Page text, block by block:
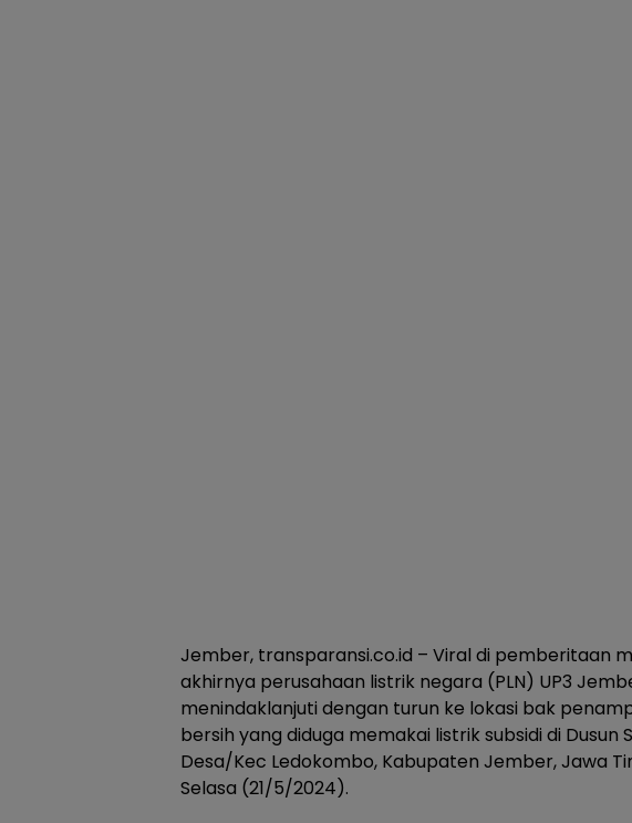
Jember, transparansi.co.id – Viral di pemberitaan
akhirnya perusahaan listrik negara (PLN) UP3
menindaklanjuti dengan turun ke lokasi bak
bersih yang diduga memakai listrik subsidi di Dusun
Desa/Kec Ledokombo, Kabupaten Jember, Jawa
Selasa (21/5/2024).